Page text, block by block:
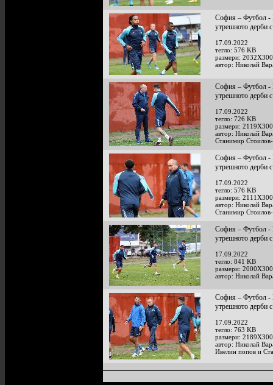
София – Футбол -
утрешното
17.09.2022
тегло: 576 KB
размери:
автор: Николай
София – Футбол -
утрешното
17.09.2022
тегло: 726 KB
размери:
автор: Николай
Станимир
София – Футбол -
утрешното
17.09.2022
тегло: 576 KB
размери:
автор: Николай
Станимир
София – Футбол -
утрешното
17.09.2022
тегло: 841 KB
размери:
автор: Николай
София – Футбол -
утрешното
17.09.2022
тегло: 763 KB
размери:
автор: Николай
Ивелин попов и